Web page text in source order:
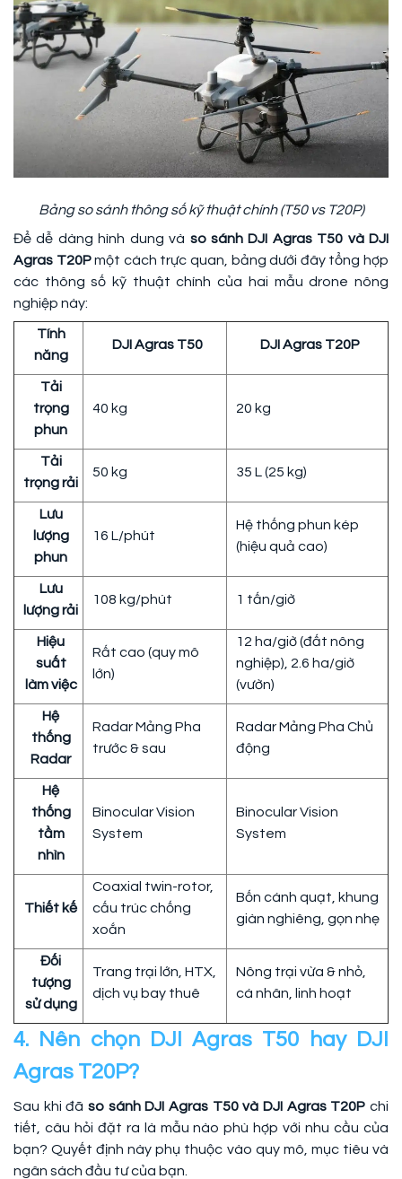
Bảng so sánh thông số kỹ thuật chính (T50 vs T20P)
Để dễ dàng hình dung và so sánh DJI Agras T50 và DJI
Agras T20Pmột cách trực quan, bảng dưới đây tổng hợp
các thông số kỹ thuật chính của hai mẫu drone nông
nghiệp này:
Tính
năng
DJI Agras T50 DJI Agras T20P
Tải
trọng
phun
40 kg 20 kg
Tải
trọng rải
50 kg 35 L (25 kg)
Lưu
lượng
phun
16 L/phút
Hệ thống phun kép
(hiệu quả cao)
Lưu
lượng rải
108 kg/phút 1 tấn/giờ
Hiệu
suất
làm việc
Rất cao (quy mô
lớn)
12 ha/giờ (đất nông
nghiệp), 2.6 ha/giờ
(vườn)
Hệ
thống
Radar
Radar Mảng Pha
trước & sau
Radar Mảng Pha Chủ
động
Hệ
thống
tầm
nhìn
Binocular Vision
System
Binocular Vision
System
Thiết kế
Coaxial twin-rotor,
cấu trúc chống
xoắn
Bốn cánh quạt, khung
giàn nghiêng, gọn nhẹ
Đối
tượng
sử dụng
Trang trại lớn, HTX,
dịch vụ bay thuê
Nông trại vừa & nhỏ,
cá nhân, linh hoạt
4. Nên chọn DJI Agras T50 hay DJI
Agras T20P?
Sau khi đã so sánh DJI Agras T50 và DJI Agras T20P chi
tiết, câu hỏi đặt ra là mẫu nào phù hợp với nhu cầu của
bạn? Quyết định này phụ thuộc vào quy mô, mục tiêu và
ngân sách đầu tư của bạn.